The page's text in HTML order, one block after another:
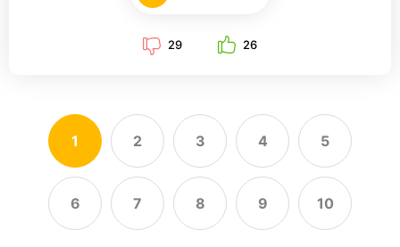
29 26
1 2 3 4 5
6 7 8 9 10